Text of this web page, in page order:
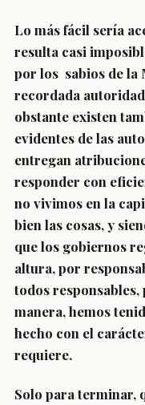
Lo más fácil sería
resulta casi
por los sabios de la
recordada
obstante existen
evidentes de las
entregan
responder con
no vivimos en la
bien las cosas, y
que los gobiernos
altura, por
todos
manera, hemos
hecho con el
requiere.
Solo para terminar,